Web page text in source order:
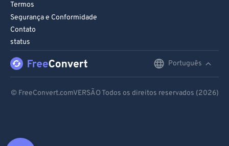
Termos
Segurança e Conformidade
Contato
status
Português
© FreeConvert.comVERSÃO Todos os direitos reservados (2026)